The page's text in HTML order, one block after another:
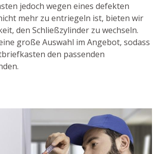
jedoch wegen eines defekten
mehr zu entriegeln ist, bieten wir
den Schließzylinder zu wechseln.
große Auswahl im Angebot, sodass
den passenden